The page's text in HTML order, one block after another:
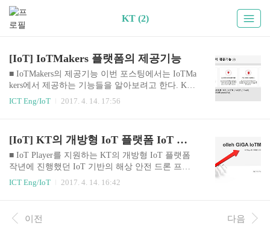
KT (2)
[IoT] IoTMakers 플랫폼의 제공기능
■ IoTMakers의 제공기능 이번 포스팅에서는 IoTMa
kers에서 제공하는 기능들을 알아보려고 한다. KT
에서 제공하는 개방형 IoT플랫폼인 GiGA IoTMake
rs(이하 Makers)는 크게 세 가지의 대영역으로 자사
제공하는 기능을 네가지 항목으로 소개할 수 있다.
첫번째, KT의 표준 I/F, 국제 표준 프로토콜을 지원
하고, SDK를 제공합니다. 이를통해 다양한 디바이
F 프로콜은 TCP, HTTP, MQTT, CoAP 으로 정의하
들 수 있다.) 두번째, GUI 기반으로 사용자 어댑터
를 ..
ICT Eng/IoT 2017. 4. 14. 17:56
[IoT] KT의 개방형 IoT 플랫폼 IoT Makers 소개
■ IoT Player를 지원하는 KT의 개방형 IoT 플랫폼
작년에 진행했던 IoT 기반의 해상 안전 드론 프로
젝트(SAFER)를 진행하면서 사용했던 KT사의 개
방형 IoT플랫폼에 대해서 설명하고자 한다. 팀원들
을 직접 학습하고 비교해 본 결과 KT의 IoT플랫폼
을 선정했으며, IoTMakers의 메인페이지에 가보면
ICT Eng/IoT 2017. 4. 14. 16:42
이전 다음